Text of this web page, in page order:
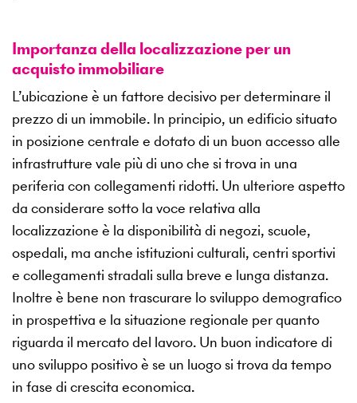
Importanza della localizzazione per un
acquisto immobiliare
L’ubicazione è un fattore decisivo per determinare il
prezzo di un immobile. In principio, un edificio situato
in posizione centrale e dotato di un buon accesso alle
infrastrutture vale più di uno che si trova in una
periferia con collegamenti ridotti. Un ulteriore aspetto
da considerare sotto la voce relativa alla
localizzazione è la disponibilità di negozi, scuole,
ospedali, ma anche istituzioni culturali, centri sportivi
e collegamenti stradali sulla breve e lunga distanza.
Inoltre è bene non trascurare lo sviluppo demografico
in prospettiva e la situazione regionale per quanto
riguarda il mercato del lavoro. Un buon indicatore di
uno sviluppo positivo è se un luogo si trova da tempo
in fase di crescita economica.